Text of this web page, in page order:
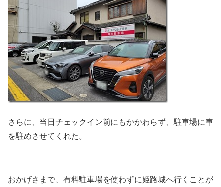
さらに、当日チェックイン前にもかかわらず、駐車場に車
を駐めさせてくれた。
おかげさまで、有料駐車場を使わずに姫路城へ行くことが